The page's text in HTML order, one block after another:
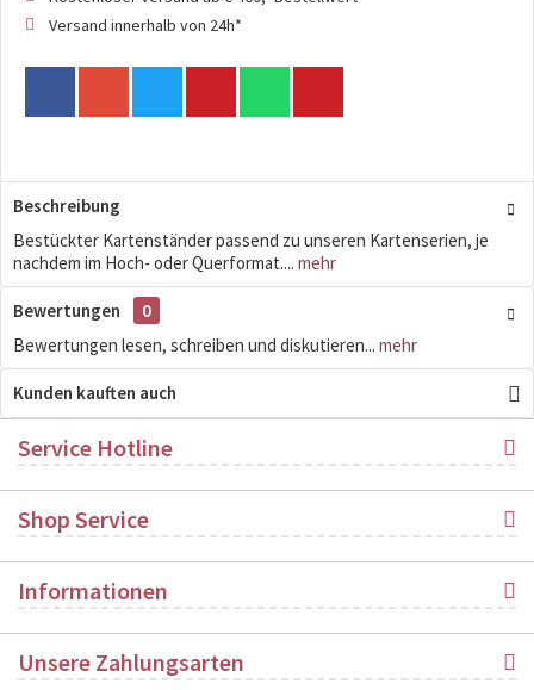
Versand innerhalb von 24h*
Beschreibung
Bestückter Kartenständer passend zu unseren Kartenserien, je
nachdem im Hoch- oder Querformat.... mehr
Bewertungen
0
Bewertungen lesen, schreiben und diskutieren... mehr
Kunden kauften auch
Service Hotline
Shop Service
Informationen
Unsere Zahlungsarten